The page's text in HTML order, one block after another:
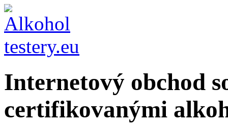
Internetový obchod
certifikovanými